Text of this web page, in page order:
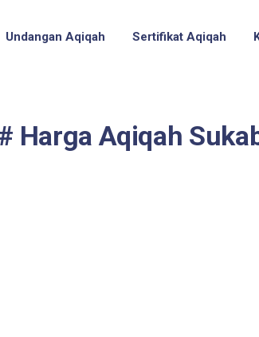
Undangan Aqiqah Sertifikat Aqiqah
Harga Aqiqah